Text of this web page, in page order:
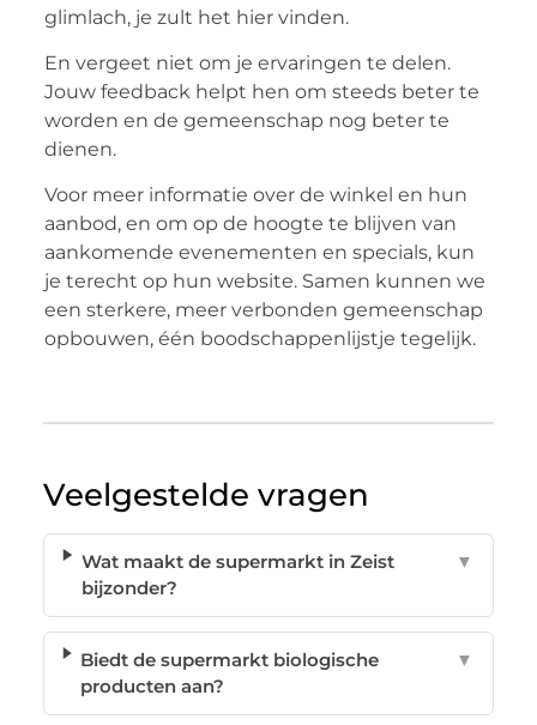
glimlach, je zult het hier vinden.
En vergeet niet om je ervaringen te delen.
Jouw feedback helpt hen om steeds beter te
worden en de gemeenschap nog beter te
dienen.
Voor meer informatie over de winkel en hun
aanbod, en om op de hoogte te blijven van
aankomende evenementen en specials, kun
je terecht op hun website. Samen kunnen we
een sterkere, meer verbonden gemeenschap
opbouwen, één boodschappenlijstje tegelijk.
Veelgestelde vragen
Wat maakt de supermarkt in Zeist
bijzonder?
▼
Biedt de supermarkt biologische
producten aan?
▼